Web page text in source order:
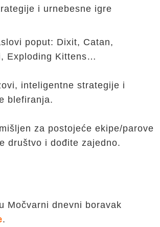
i urnebesne igre
poput: Dixit, Catan,
Exploding Kittens…
inteligentne strategije i
blefiranja.
za postojeće ekipe/parove
društvo i dođite zajedno.
Močvarni dnevni boravak
.